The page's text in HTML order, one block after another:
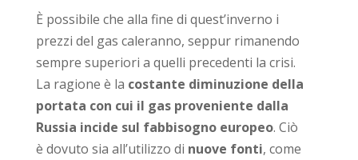
È possibile che alla fine di quest’inverno i
prezzi del gas caleranno, seppur rimanendo
sempre superiori a quelli precedenti la crisi.
La ragione è la costante diminuzione della
portata con cui il gas proveniente dalla
Russia incide sul fabbisogno europeo. Ciò
è dovuto sia all’utilizzo di nuove fonti, come